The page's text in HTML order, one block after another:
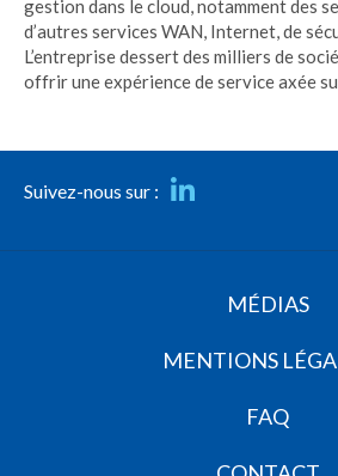
gestion dans le cloud, notamment des
d’autres services WAN, Internet, de
L’entreprise dessert des milliers de
offrir une expérience de service axée
Suivez-nous sur :
MÉDIAS
MENTIONS
FAQ